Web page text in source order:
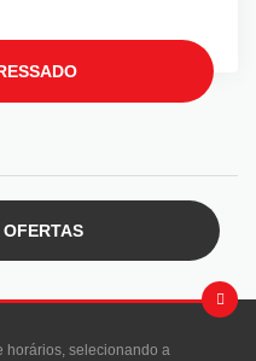
horários, selecionando a